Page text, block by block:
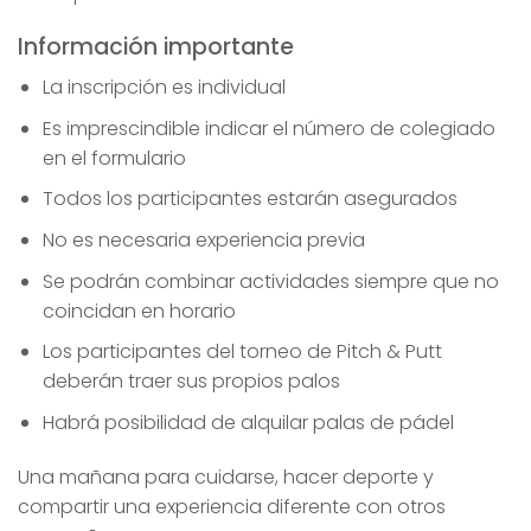
Información importante
La inscripción es individual
Es imprescindible indicar el número de colegiado
en el formulario
Todos los participantes estarán asegurados
No es necesaria experiencia previa
Se podrán combinar actividades siempre que no
coincidan en horario
Los participantes del torneo de Pitch & Putt
deberán traer sus propios palos
Habrá posibilidad de alquilar palas de pádel
Una mañana para cuidarse, hacer deporte y
compartir una experiencia diferente con otros